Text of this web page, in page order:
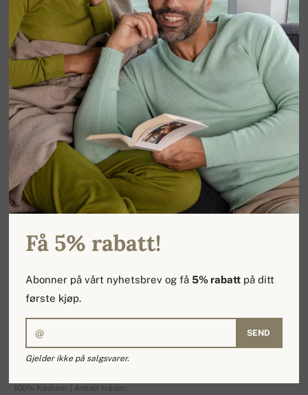
Voucher 500€
100% Kashmir | Antall tråder:
Få 5% rabatt!
Abonner på vårt nyhetsbrev og få5% rabatt på ditt
første kjøp.
SEND
Gjelder ikke på salgsvarer.